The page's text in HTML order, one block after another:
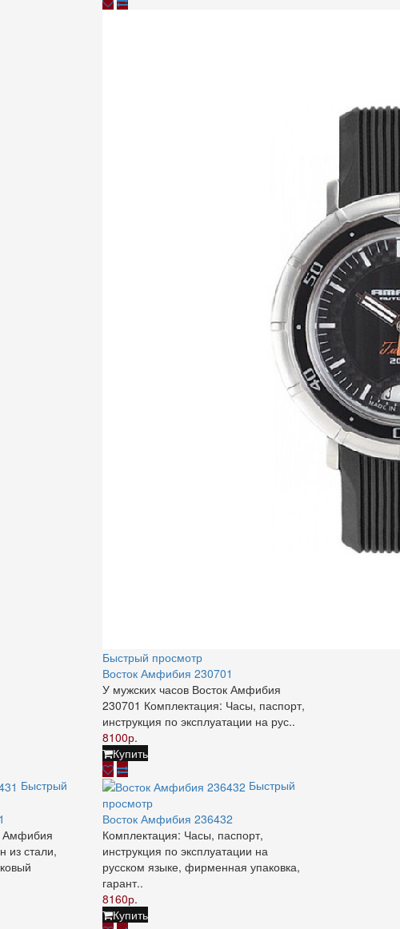
Быстрый просмотр
Восток Амфибия 230701
У мужских часов Восток Амфибия
230701 Комплектация: Часы, паспорт,
инструкция по эксплуатации на рус..
8100р.
Купить
Быстрый
Амфибия
из стали,
Быстрый
просмотр
Восток Амфибия 236432
Комплектация: Часы, паспорт,
инструкция по эксплуатации на
русском языке, фирменная упаковка,
гарант..
8160р.
Купить